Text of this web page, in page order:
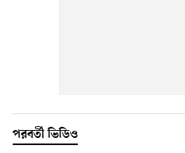
পরবর্তী ভিডিও